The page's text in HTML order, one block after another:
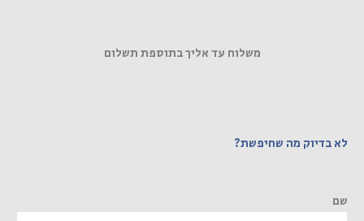
משלוח עד אליך בתוספת תשלום
לא בדיוק מה שחיפשת?
שם